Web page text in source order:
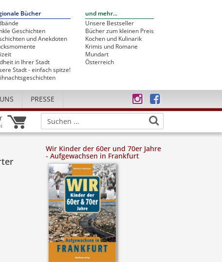
Bücher
Geschichten
und Anekdoten
in Ihrer Stadt
Stadt - einfach spitze!
und mehr...
Unsere Bestseller
Bücher zum kleinen Preis
Kochen und Kulinarik
Krimis und Romane
Mundart
Österreich
PRESSE
Wir Kinder der 60er und 70er Jahre
- Aufgewachsen in Frankfurt